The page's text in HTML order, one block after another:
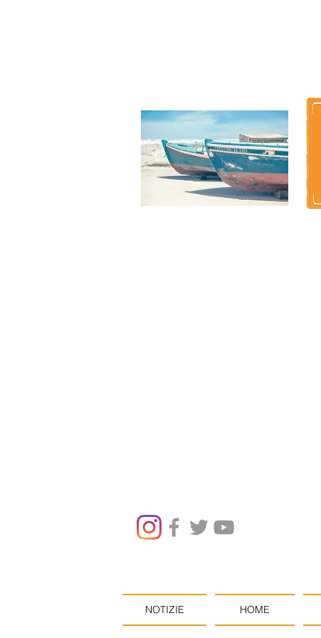
NOTIZIE HOME